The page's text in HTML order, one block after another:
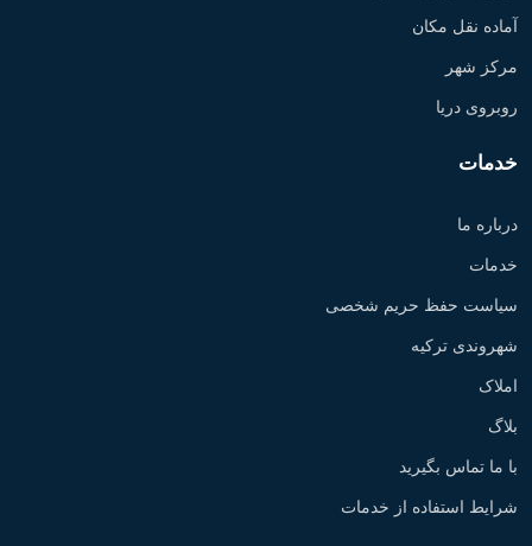
آماده نقل مکان
مرکز شهر
روبروی دریا
خدمات
درباره ما
خدمات
سیاست حفظ حریم شخصی
شهروندی ترکیه
املاک
بلاگ
با ما تماس بگیرید
شرایط استفاده از خدمات